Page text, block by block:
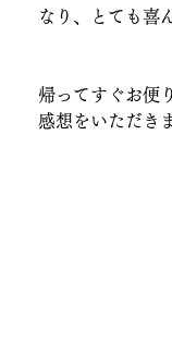
なり、とても喜
帰ってすぐお便
感想をいただき